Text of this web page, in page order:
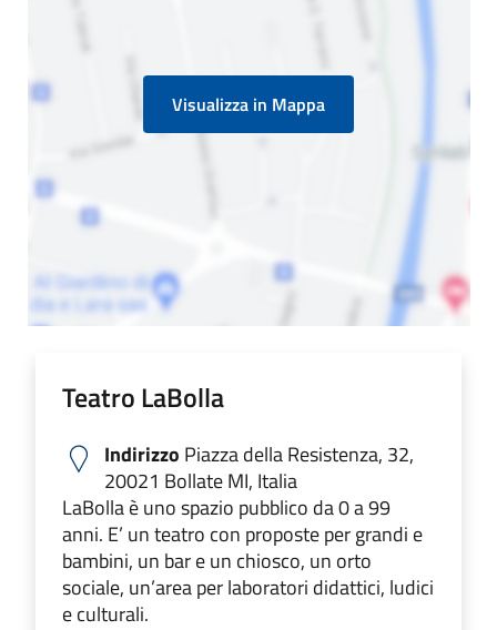
Visualizza in Mappa
Teatro LaBolla
Indirizzo Piazza della Resistenza, 32,
20021 Bollate MI, Italia
LaBolla è uno spazio pubblico da 0 a 99
anni. E’ un teatro con proposte per grandi e
bambini, un bar e un chiosco, un orto
sociale, un’area per laboratori didattici, ludici
e culturali.